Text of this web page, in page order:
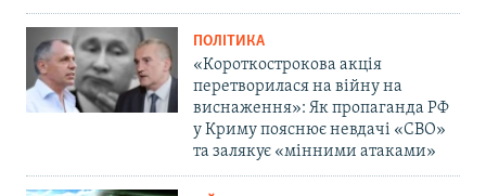
ПОЛІТИКА
«Короткострокова акція
перетворилася на війну на
виснаження»: Як пропаганда РФ
у Криму пояснює невдачі «СВО»
та залякує «мінними атаками»